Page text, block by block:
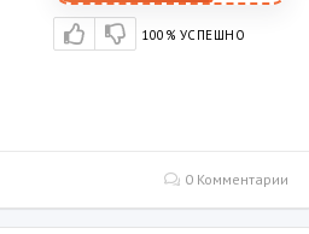
100% УСПЕШНО
0 Комментарии